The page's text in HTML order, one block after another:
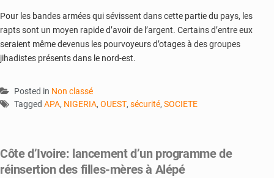
Pour les bandes armées qui sévissent dans cette partie du pays, les
rapts sont un moyen rapide d’avoir de l’argent. Certains d’entre eux
seraient même devenus les pourvoyeurs d’otages à des groupes
jihadistes présents dans le nord-est.
Posted in Non classé
Tagged APA, NIGERIA, OUEST, sécurité, SOCIETE
Côte d’Ivoire: lancement d’un programme de
réinsertion des filles-mères à Alépé